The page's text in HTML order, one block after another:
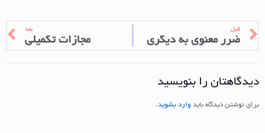
قبل
ضرر معنوی به دیگری
بعد
مجازات تکمیلی
دیدگاهتان را بنویسید
برای نوشتن دیدگاه باید وارد بشوید.